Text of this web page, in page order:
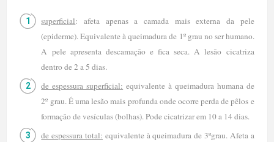
superficial: afeta apenas a camada mais externa da pele
(epiderme). Equivalente à queimadura de 1º grau no ser humano.
A pele apresenta descamação e fica seca. A lesão cicatriza
dentro de 2 a 5 dias.
de espessura superficial: equivalente à queimadura humana de
2º grau. É uma lesão mais profunda onde ocorre perda de pêlos e
formação de vesículas (bolhas). Pode cicatrizar em 10 a 14 dias.
de espessura total: equivalente à queimadura de 3ºgrau. Afeta a